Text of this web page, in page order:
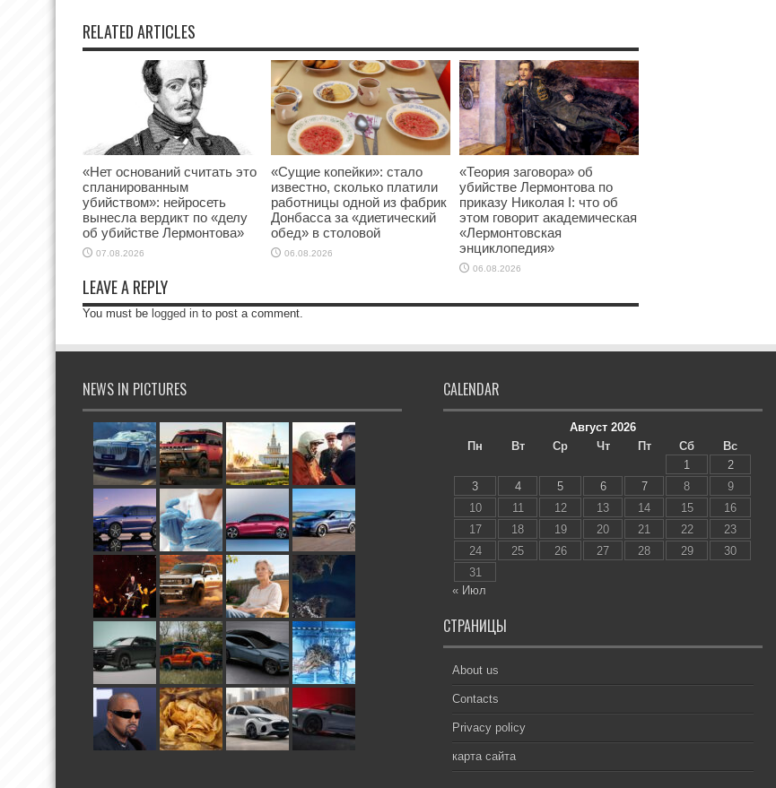
RELATED ARTICLES
«Нет оснований считать это
спланированным
убийством»: нейросеть
вынесла вердикт по «делу
об убийстве Лермонтова»
07.08.2026
«Сущие копейки»: стало
известно, сколько платили
работницы одной из фабрик
Донбасса за «диетический
обед» в столовой
06.08.2026
«Теория заговора» об
убийстве Лермонтова по
приказу Николая I: что об
этом говорит академическая
«Лермонтовская
энциклопедия»
06.08.2026
LEAVE A REPLY
You must be logged in to post a comment.
NEWS IN PICTURES CALENDAR
Август 2026
Пн
Вт Ср Чт Пт Сб
Вс
1
2
3
4 5 6 7 8
9
10
11 12 13 14 15
16
17
18 19 20 21 22
23
24
25 26 27 28 29
30
31
« Июл
СТРАНИЦЫ
About us
Contacts
Privacy policy
карта сайта